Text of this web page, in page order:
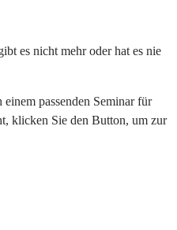
es nicht mehr oder hat es nie
passenden Seminar für
klicken Sie den Button, um zur